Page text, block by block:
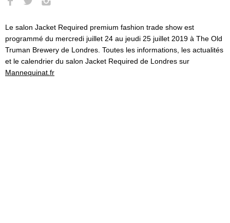
Le salon Jacket Required premium fashion trade show est
programmé du mercredi juillet 24 au jeudi 25 juillet 2019 à The Old
Truman Brewery de Londres. Toutes les informations, les actualités
et le calendrier du salon Jacket Required de Londres sur
Mannequinat.fr